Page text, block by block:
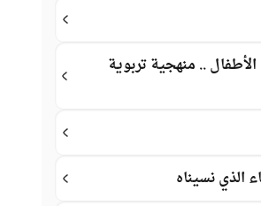
.. منهجية تربوية
الذي نسيناه